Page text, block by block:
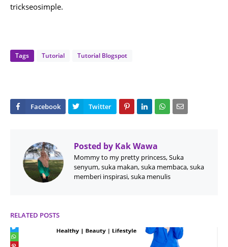
trickseosimple.
Tags Tutorial Tutorial Blogspot
Posted by Kak Wawa
Mommy to my pretty princess, Suka
senyum, suka makan, suka membaca, suka
memberi inspirasi, suka menulis
RELATED POSTS